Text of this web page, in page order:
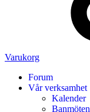
Varukorg
Forum
Vår verksamhet
Kalender
Banmöten